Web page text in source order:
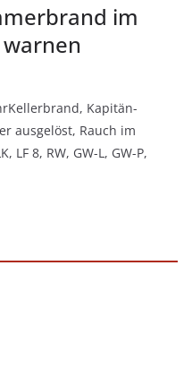
im
warnen
Kapitän-
ausgelöst, Rauch im
LF 8, RW, GW-L, GW-P,